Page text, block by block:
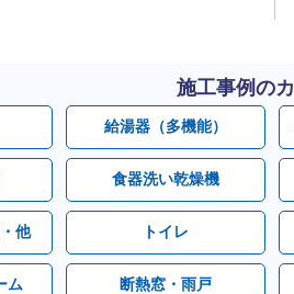
施工事例の
給湯器（多機能）
食器洗い乾燥機
他 トイレ
ム 断熱窓・雨戸